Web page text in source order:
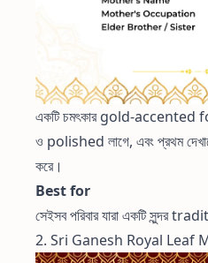
একটি চমৎকার gold-accented
ও polished লাগে, এবং প্রথম
করে।
Best for
সেইসব পরিবার যারা একটি সুন্দর
2. Sri Ganesh Royal Leaf